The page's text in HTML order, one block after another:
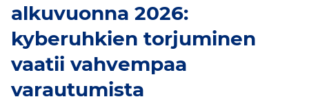
alkuvuonna 2026:
kyberuhkien torjuminen
vaatii vahvempaa
varautumista